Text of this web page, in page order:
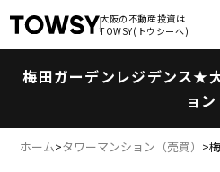
大阪の不動産投資は
TOWSY(トウシーへ)
大阪の不動産投資は
TOWSY(トウシーへ)
梅田ガーデンレジデンス★
ョン
ホーム>タワーマンション（売買） >